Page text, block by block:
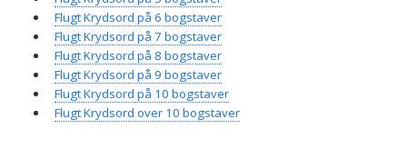
Flugt Krydsord på 6 bogstaver
Flugt Krydsord på 7 bogstaver
Flugt Krydsord på 8 bogstaver
Flugt Krydsord på 9 bogstaver
Flugt Krydsord på 10 bogstaver
Flugt Krydsord over 10 bogstaver